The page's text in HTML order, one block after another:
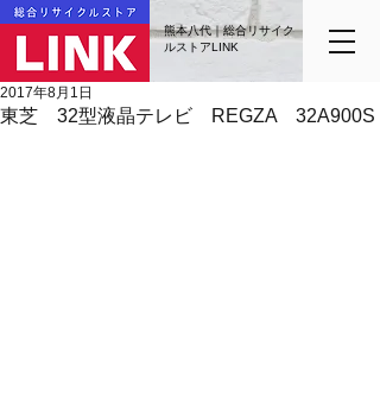
熊本八代｜総合リサイク
ルストアLINK
東芝 32型液晶テレビ REGZA 32A900S
2017年8月1日